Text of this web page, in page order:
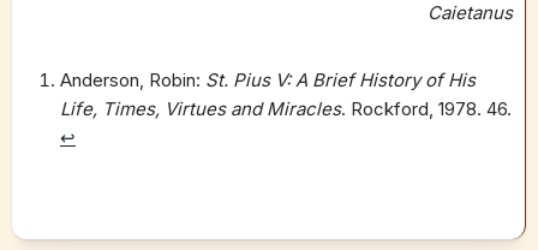
Caietanus
Anderson, Robin: St. Pius V: A Brief History of His
Life, Times, Virtues and Miracles. Rockford, 1978. 46.
↩︎